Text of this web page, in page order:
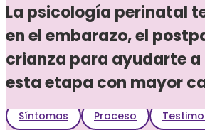
La psicología perinatal
en el embarazo, el
crianza para ayudarte
esta etapa con mayor
Síntomas Proceso